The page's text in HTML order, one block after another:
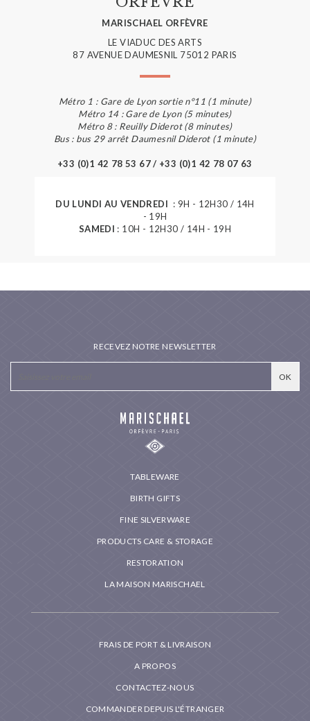
MARISCHAEL ORFÈVRE
LE VIADUC DES ARTS
87 AVENUE DAUMESNIL 75012 PARIS
Métro 1 : Gare de Lyon sortie n°11 (1 minute)
Métro 14 : Gare de Lyon (5 minutes)
Métro 8 : Reuilly Diderot (8 minutes)
Bus : bus 29 arrêt Daumesnil Diderot (1 minute)
+33 (0)1 42 78 53 67 / +33 (0)1 42 78 07 63
DU LUNDI AU VENDREDI : 9H - 12H30 / 14H
- 19H
SAMEDI : 10H - 12H30 / 14H - 19H
TABLEWARE
BIRTH GIFTS
FINE SILVERWARE
PRODUCTS CARE & STORAGE
RESTORATION
LA MAISON MARISCHAEL
FRAIS DE PORT & LIVRAISON
A PROPOS
CONTACTEZ-NOUS
COMMANDER DEPUIS L'ÉTRANGER
RECEVEZ NOTRE NEWSLETTER